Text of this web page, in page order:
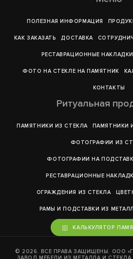
ПОЛЕЗНАЯ ИНФОРМАЦИЯ
КАК ЗАКАЗАТЬ ДОСТАВКА
РЕСТАВРАЦИОННЫЕ
ФОТО НА СТЕКЛЕ НА ПАМЯТНИК
КОНТАКТЫ
Ритуальная
ПАМЯТНИКИ ИЗ СТЕКЛА ПАМЯТНИКИ
ФОТОГРАФИИ ИЗ
ФОТОГРАФИИ НА
РЕСТАВРАЦИОННЫЕ
ОГРАЖДЕНИЯ ИЗ СТЕКЛА
РАМЫ И ПОДСТАВКИ ИЗ
КАЛЬКУЛЯТОР
© 2026. ВСЕ ПРАВА ЗАЩИЩЕНЫ. ООО